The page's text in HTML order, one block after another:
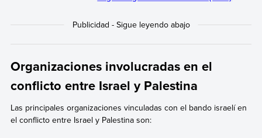
Organizaciones involucradas en el
conflicto entre Israel y Palestina
Las principales organizaciones vinculadas con el bando israelí en
el conflicto entre Israel y Palestina son: